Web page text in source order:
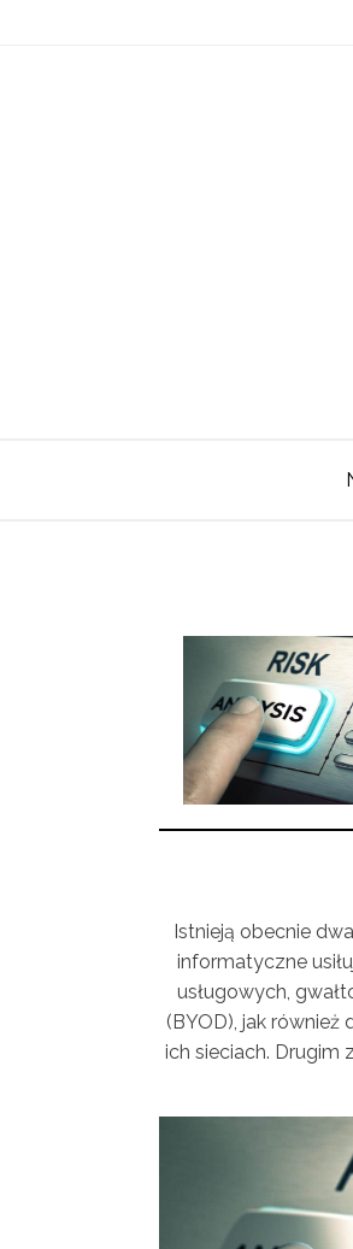
Istnieją obecnie
informatyczne
usługowych,
(BYOD), jak
ich sieciach. Drugim